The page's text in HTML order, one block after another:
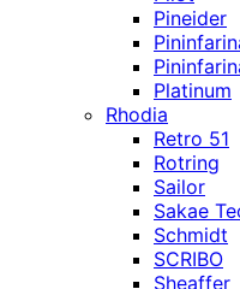
Pineider
Platinum
Rhodia
Retro 51
Rotring
Sailor
Sakae
Schmidt
SCRIBO
Sheaffer